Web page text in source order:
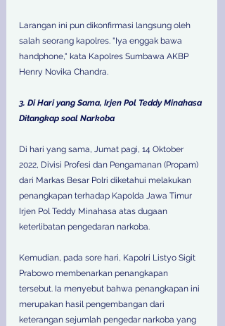
Larangan ini pun dikonfirmasi langsung oleh
salah seorang kapolres. "Iya enggak bawa
handphone," kata Kapolres Sumbawa AKBP
Henry Novika Chandra.
3. Di Hari yang Sama, Irjen Pol Teddy Minahasa
Ditangkap soal Narkoba
Di hari yang sama, Jumat pagi, 14 Oktober
2022, Divisi Profesi dan Pengamanan (Propam)
dari Markas Besar Polri diketahui melakukan
penangkapan terhadap Kapolda Jawa Timur
Irjen Pol Teddy Minahasa atas dugaan
keterlibatan pengedaran narkoba.
Kemudian, pada sore hari, Kapolri Listyo Sigit
Prabowo membenarkan penangkapan
tersebut. Ia menyebut bahwa penangkapan ini
merupakan hasil pengembangan dari
keterangan sejumlah pengedar narkoba yang